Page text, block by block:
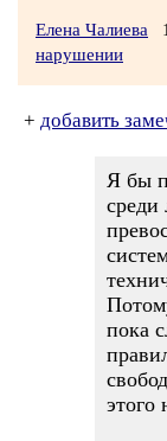
Елена Чалиева
нарушении
+ добавить
Я бы
среди
пока
этого